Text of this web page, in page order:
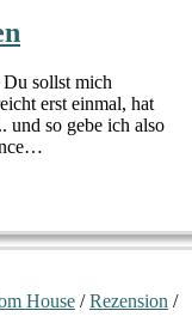
sollst mich
erst einmal, hat
und so gebe ich also
House /Rezension /